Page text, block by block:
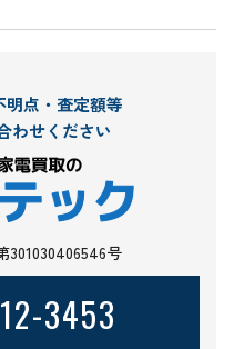
明点・査定額等
わせください
301030406546号
3453